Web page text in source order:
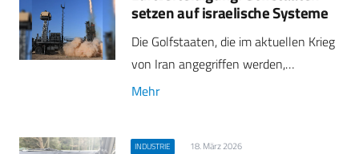
setzen auf israelische Systeme
Die Golfstaaten, die im aktuellen Krieg
von Iran angegriffen werden,…
Mehr
INDUSTRIE 18. März 2026